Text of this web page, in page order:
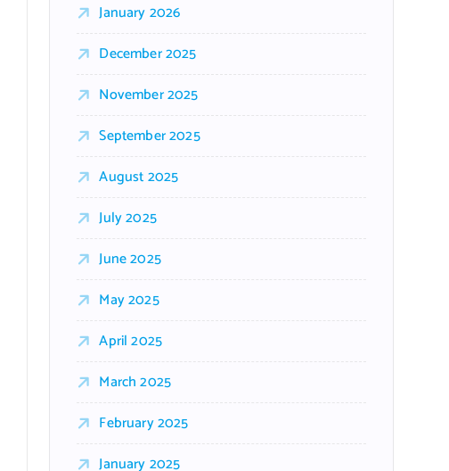
January 2026
December 2025
November 2025
September 2025
August 2025
July 2025
June 2025
May 2025
April 2025
March 2025
February 2025
January 2025